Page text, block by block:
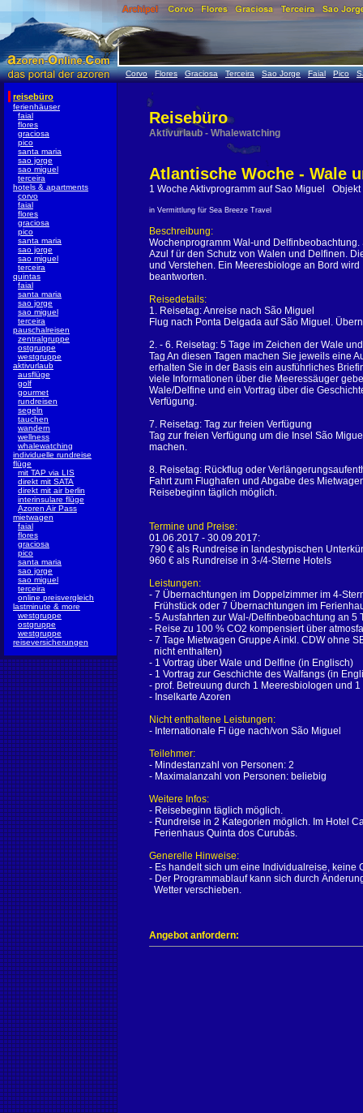
Corvo Flores Graciosa Terceira Sao Jorge Faial Pico
reisebüro
ferienhäuser
faial
flores
graciosa
pico
santa maria
sao jorge
sao miguel
terceira
hotels & apartments
corvo
faial
flores
graciosa
pico
santa maria
sao jorge
sao miguel
terceira
quintas
faial
santa maria
sao jorge
sao miguel
terceira
pauschalreisen
zentralgruppe
ostgruppe
westgruppe
aktivurlaub
ausflüge
golf
gourmet
rundreisen
segeln
tauchen
wandern
wellness
whalewatching
individuelle rundreise
flüge
mit TAP via LIS
direkt mit SATA
direkt mit air berlin
interinsulare flüge
Azoren Air Pass
mietwagen
faial
flores
graciosa
pico
santa maria
sao jorge
sao miguel
terceira
online preisvergleich
lastminute & more
westgruppe
ostgruppe
westgruppe
reiseversicherungen
Reisebüro
Aktivurlaub - Whalewatching
Atlantische Woche - Wale
1 Woche Aktivprogramm auf Sao Miguel Objekt
in Vermittlung für Sea Breeze Travel
Beschreibung:
Wochenprogramm Wal-und
Azul f ür den Schutz von Walen und Delfinen.
und Verstehen. Ein Meeresbiologe an Bord
beantworten.
Reisedetails:
1. Reisetag: Anreise nach São Miguel
Flug nach Ponta Delgada auf São Miguel.
2. - 6. Reisetag: 5 Tage im Zeichen der Wale
Tag An diesen Tagen machen Sie jeweils eine
erhalten Sie in der Basis ein ausführliches
viele Informationen über die Meeressäuger
Wale/Delfine und ein Vortrag über die
Verfügung.
7. Reisetag: Tag zur freien Verfügung
Tag zur freien Verfügung um die Insel São
machen.
8. Reisetag: Rückflug oder
Fahrt zum Flughafen und Abgabe des
Reisebeginn täglich möglich.
Termine und Preise:
01.06.2017 - 30.09.2017:
790 € als Rundreise in landestypischen
960 € als Rundreise in 3-/4-Sterne Hotels
Leistungen:
- 7 Übernachtungen im Doppelzimmer im 4-
Frühstück oder 7 Übernachtungen im
- 5 Ausfahrten zur Wal-/Delfinbeobachtung an 5
- Reise zu 100 % CO2 kompensiert über
- 7 Tage Mietwagen Gruppe A inkl. CDW ohne
nicht enthalten)
- 1 Vortrag über Wale und Delfine (in Englisch)
- 1 Vortrag zur Geschichte des Walfangs (in
- prof. Betreuung durch 1 Meeresbiologen und
- Inselkarte Azoren
Nicht enthaltene Leistungen:
- Internationale Fl üge nach/von São Miguel
Teilehmer:
- Mindestanzahl von Personen: 2
- Maximalanzahl von Personen: beliebig
Weitere Infos:
- Reisebeginn täglich möglich.
- Rundreise in 2 Kategorien möglich. Im Hotel
Ferienhaus Quinta dos Curubás.
Generelle Hinweise:
- Es handelt sich um eine Individualreise, keine
- Der Programmablauf kann sich durch
Wetter verschieben.
Angebot anfordern: